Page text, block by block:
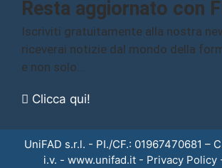
Resta aggiornato con
Iscriviti gratuitamente alla nostra
riceverai notizie dal mondo della
e non solo…
Clicca qui!
UniFAD s.r.l. - PI./CF.: 01967470681 –
i.v. - www.unifad.it - Privacy Policy